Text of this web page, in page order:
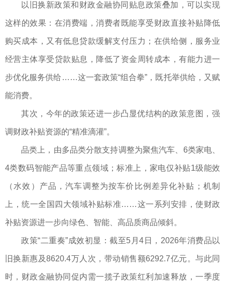
以旧换新政策和财政金融协同贴息政策叠加，可以实现
这样的效果：在消费端，消费者既能享受财政直接补贴降低
购买成本，又有低息贷款缓解支付压力；在供给侧，服务业
经营主体享受贷款贴息，降低了资金周转成本，有能力进一
步优化服务供给……这一套政策“组合拳”，既托举供给，又赋
能消费。
其次，今年的政策还进一步凸显优结构的政策意图，强
调财政补贴资源的“精准滴灌”。
品类上，由多品类分散支持调整为聚焦汽车、6类家电、
4类数码智能产品等重点领域；标准上，家电仅补贴1级能效
（水效）产品，汽车调整为按车价比例差异化补贴；机制
上，统一全国四大领域补贴标准……这一系列安排，使财政
补贴资源进一步向绿色、智能、高品质商品倾斜。
政策“二重奏”成效初显：截至5月4日，2026年消费品以
旧换新惠及8620.4万人次，带动销售额6292.7亿元。与此同
时，财政金融协同促内需一揽子政策红利加速释放，一季度